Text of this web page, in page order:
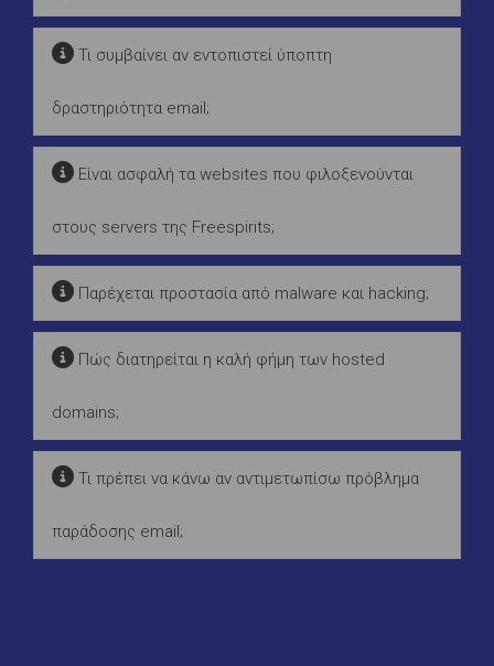
Τι συμβαίνει αν εντοπιστεί ύποπτη
δραστηριότητα email;
Είναι ασφαλή τα websites που φιλοξενούνται
στους servers της Freespirits;
Παρέχεται προστασία από malware και hacking;
Πώς διατηρείται η καλή φήμη των hosted
domains;
Τι πρέπει να κάνω αν αντιμετωπίσω πρόβλημα
παράδοσης email;